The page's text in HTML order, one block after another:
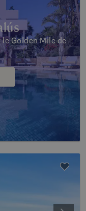
Golden Mile de